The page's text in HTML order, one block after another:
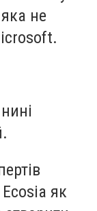
яка не
як